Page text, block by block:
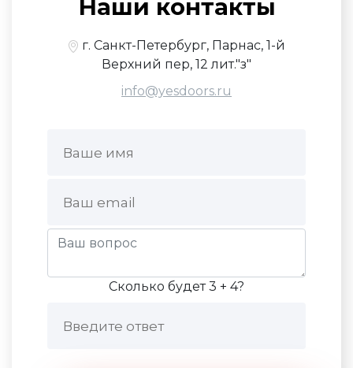
Наши контакты
г. Санкт-Петербург, Парнас, 1-й
Верхний пер, 12 лит."з"
info@yesdoors.ru
Сколько будет 3 + 4?